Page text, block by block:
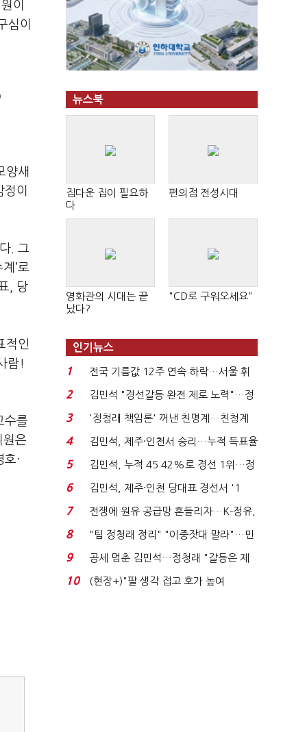
이
심이
양새
이
. 그
’로
, 당
적인
람!
수를
원은
·
뉴스북
집다운 집이 필요하
다
편의점 전성시대
영화관의 시대는 끝
났다?
"CD로 구워오세요"
인기뉴스
1
전국 기름값 12주 연속 하락…서울 휘
발윳값 1909원...
2
김민석 "경선갈등 완전 제로 노력"…정
청래 "반명 공세 사...
3
'정청래 책임론' 꺼낸 친명계…친청계
는 추가투표 때리기...
4
김민석, 제주·인천서 승리…누적 득표율
'1위 탈환'(종합)...
5
김민석, 누적 45.42%로 경선 1위…정
청래와 격차 0.86%p(...
6
김민석, 제주·인천 당대표 경선서 '1
위'(1보)...
7
전쟁에 원유 공급망 흔들리자…K-정유,
에너지안보 핵심...
8
"팀 정청래 정리" "이중잣대 말라"…민
주 최고위원 계파 다...
9
공세 멈춘 김민석…정청래 "갈등은 제
가 수습"
10
(현장+)"팔 생각 접고 호가 높여